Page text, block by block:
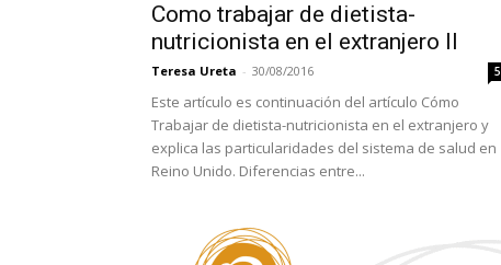
Como trabajar de dietista-
nutricionista en el extranjero II
Teresa Ureta - 30/08/2016 5
Este artículo es continuación del artículo Cómo
Trabajar de dietista-nutricionista en el extranjero y
explica las particularidades del sistema de salud en
Reino Unido. Diferencias entre...